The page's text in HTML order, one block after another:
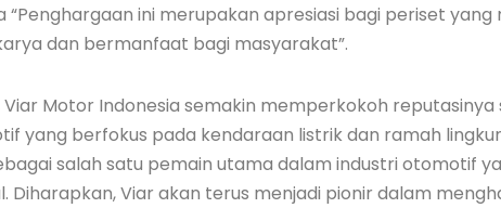
ini merupakan apresiasi bagi periset yang
dan bermanfaat bagi masyarakat”.
Motor Indonesia semakin memperkokoh reputasinya
yang berfokus pada kendaraan listrik dan ramah
salah satu pemain utama dalam industri otomotif
Diharapkan, Viar akan terus menjadi pionir dalam